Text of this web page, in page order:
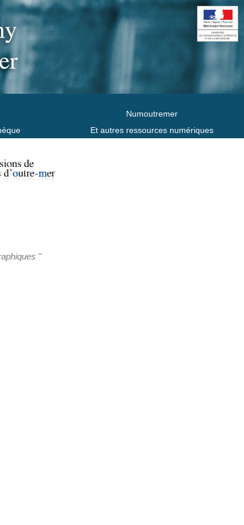
Numoutremer
Et autres ressources numériques
"